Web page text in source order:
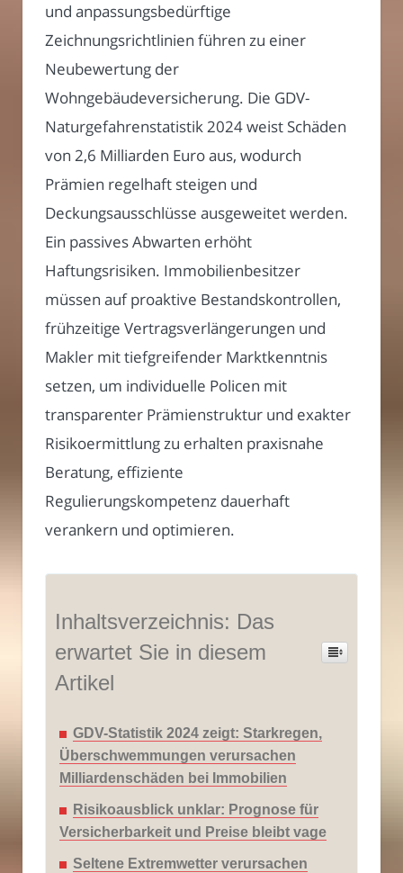
und anpassungsbedürftige
Zeichnungsrichtlinien führen zu einer
Neubewertung der
Wohngebäudeversicherung. Die GDV-
Naturgefahrenstatistik 2024 weist Schäden
von 2,6 Milliarden Euro aus, wodurch
Prämien regelhaft steigen und
Deckungsausschlüsse ausgeweitet werden.
Ein passives Abwarten erhöht
Haftungsrisiken. Immobilienbesitzer
müssen auf proaktive Bestandskontrollen,
frühzeitige Vertragsverlängerungen und
Makler mit tiefgreifender Marktkenntnis
setzen, um individuelle Policen mit
transparenter Prämienstruktur und exakter
Risikoermittlung zu erhalten praxisnahe
Beratung, effiziente
Regulierungskompetenz dauerhaft
verankern und optimieren.
Inhaltsverzeichnis: Das
erwartet Sie in diesem
Artikel
GDV-Statistik 2024 zeigt: Starkregen,
Überschwemmungen verursachen
Milliardenschäden bei Immobilien
Risikoausblick unklar: Prognose für
Versicherbarkeit und Preise bleibt vage
Seltene Extremwetter verursachen